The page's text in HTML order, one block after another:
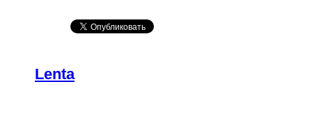
Lenta